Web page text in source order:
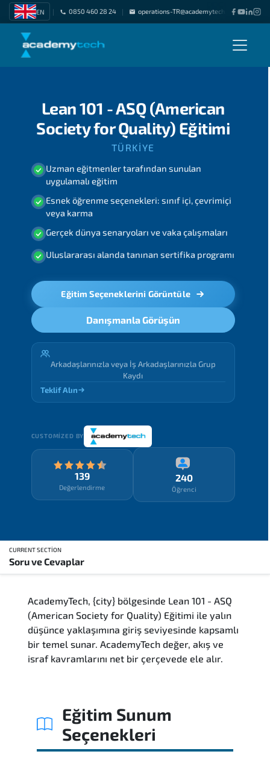
EN | 0850 460 28 24 | operations-TR@academytech.com |
Lean 101 - ASQ (American
Society for Quality) Eğitimi
TÜRKIYE
Uzman eğitmenler tarafından sunulan
uygulamalı eğitim
Esnek öğrenme seçenekleri: sınıf içi, çevrimiçi
veya karma
Gerçek dünya senaryoları ve vaka çalışmaları
Uluslararası alanda tanınan sertifika programı
Eğitim Seçeneklerini Görüntüle
Danışmanla Görüşün
Arkadaşlarınızla veya İş Arkadaşlarınızla Grup
Kaydı
Teklif Alın
CUSTOMIZED BY
139
Değerlendirme
240
Öğrenci
CURRENT SECTION
Soru ve Cevaplar
Eğitim Sunum Yöntemleri
Kimler Katılmalı
Soru ve Cevaplar
AcademyTech, {city} bölgesinde Lean 101 - ASQ
(American Society for Quality) Eğitimi ile yalın
düşünce yaklaşımına giriş seviyesinde kapsamlı
bir temel sunar. AcademyTech değer, akış ve
israf kavramlarını net bir çerçevede ele alır.
Eğitim Sunum
Seçenekleri